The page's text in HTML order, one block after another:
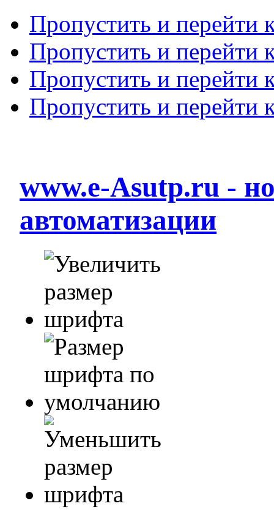
Пропустить и перейти
Пропустить и перейти
Пропустить и перейти
Пропустить и перейти
www.e-Asutp.ru -
автоматизации